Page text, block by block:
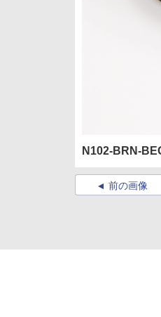
N102-BRN-
前の画像